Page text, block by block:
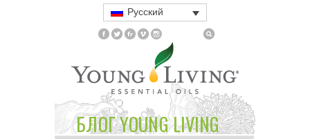
Русский
БЛОГ YOUNG LIVING